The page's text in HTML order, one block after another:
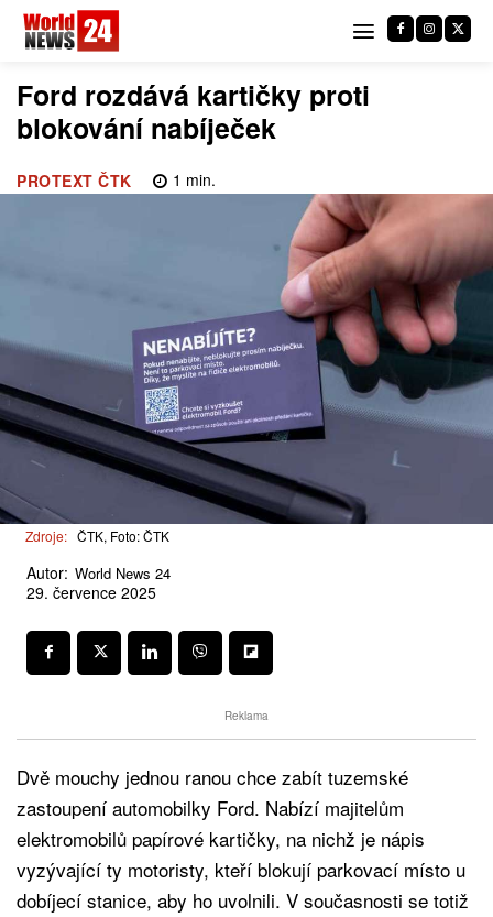
Ford rozdává kartičky proti
blokování nabíječek
PROTEXT ČTK 1 min.
Zdroje: ČTK, Foto: ČTK
Autor: World News 24
29. července 2025
Reklama
Dvě mouchy jednou ranou chce zabít tuzemské
zastoupení automobilky Ford. Nabízí majitelům
elektromobilů papírové kartičky, na nichž je nápis
vyzývající ty motoristy, kteří blokují parkovací místo u
dobíjecí stanice, aby ho uvolnili. V současnosti se totiž